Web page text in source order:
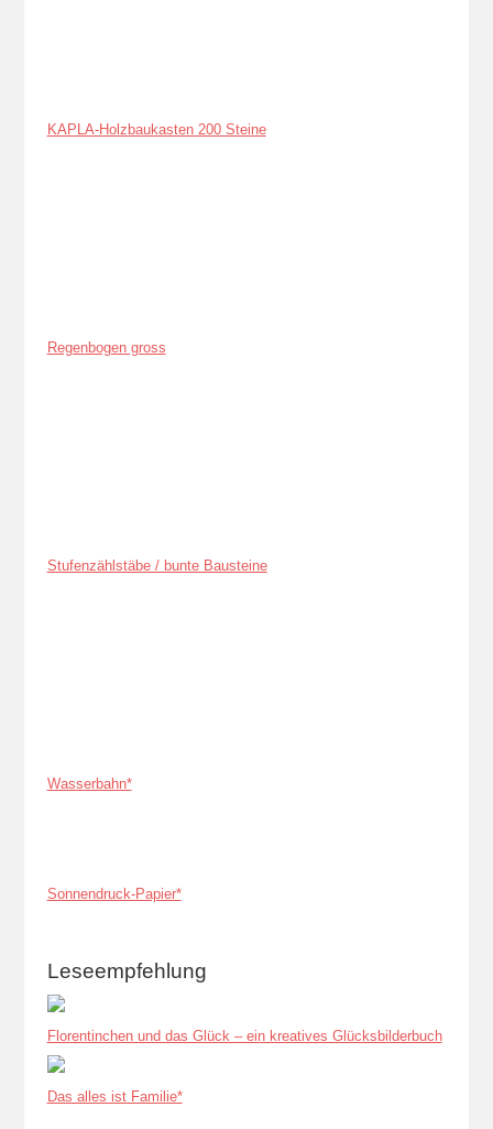
KAPLA-Holzbaukasten 200 Steine
Regenbogen gross
Stufenzählstäbe / bunte Bausteine
Wasserbahn*
Sonnendruck-Papier*
Leseempfehlung
Florentinchen und das Glück – ein kreatives Glücksbilderbuch
Das alles ist Familie*